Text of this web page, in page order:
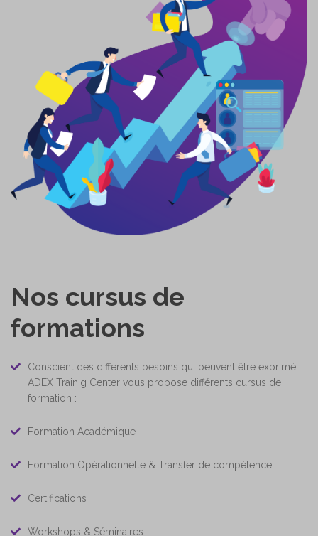
Nos cursus de
formations
Conscient des différents besoins qui peuvent être exprimé,
ADEX Trainig Center vous propose différents cursus de
formation :
Formation Académique
Formation Opérationnelle & Transfer de compétence
Certifications
Workshops & Séminaires